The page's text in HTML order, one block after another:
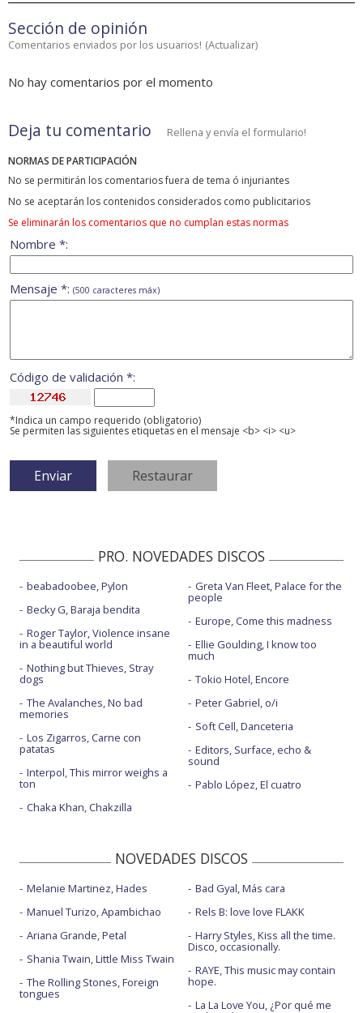
Sección de opinión
Comentarios enviados por los usuarios! (Actualizar)
No hay comentarios por el momento
Deja tu comentario Rellena y envía el formulario!
NORMAS DE PARTICIPACIÓN
No se permitirán los comentarios fuera de tema ó injuriantes
No se aceptarán los contenidos considerados como publicitarios
Se eliminarán los comentarios que no cumplan estas normas
Nombre *:
Mensaje *: (500 caracteres máx)
Código de validación *:
*Indica un campo requerido (obligatorio)
Se permiten las siguientes etiquetas en el mensaje <b> <i> <u>
PRO. NOVEDADES DISCOS
beabadoobee, Pylon
Becky G, Baraja bendita
Roger Taylor, Violence insane
in a beautiful world
Nothing but Thieves, Stray
dogs
The Avalanches, No bad
memories
Los Zigarros, Carne con
patatas
Interpol, This mirror weighs a
ton
Chaka Khan, Chakzilla
Greta Van Fleet, Palace for the
people
Europe, Come this madness
Ellie Goulding, I know too
much
Tokio Hotel, Encore
Peter Gabriel, o/i
Soft Cell, Danceteria
Editors, Surface, echo &
sound
Pablo López, El cuatro
NOVEDADES DISCOS
Melanie Martinez, Hades
Manuel Turizo, Apambichao
Ariana Grande, Petal
Shania Twain, Little Miss Twain
The Rolling Stones, Foreign
tongues
Bad Gyal, Más cara
Rels B: love love FLAKK
Harry Styles, Kiss all the time.
Disco, occasionally.
RAYE, This music may contain
hope.
La La Love You, ¿Por qué me